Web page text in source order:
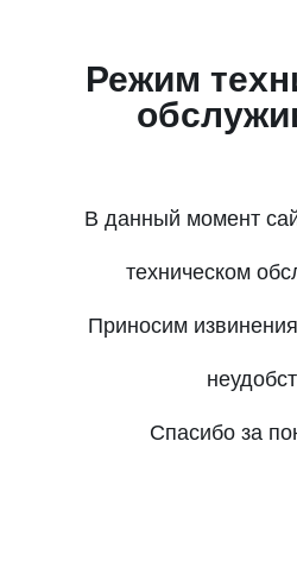
Режим
В данный момент
техническом
Приносим
Спасибо за